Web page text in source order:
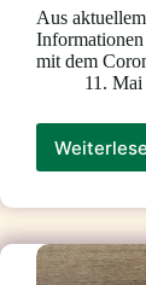
Aus
mit dem
11.